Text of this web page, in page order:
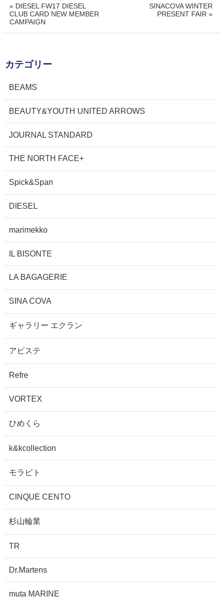
« DIESEL FW17 DIESEL
CLUB CARD NEW MEMBER
CAMPAIGN
SINACOVA WINTER
PRESENT FAIR »
カテゴリー
BEAMS
BEAUTY&YOUTH UNITED ARROWS
JOURNAL STANDARD
THE NORTH FACE+
Spick&Span
DIESEL
marimekko
IL BISONTE
LA BAGAGERIE
SINA COVA
ギャラリー エクラン
アビステ
Refre
VORTEX
ひめくら
k&kcollection
モラビト
CINQUE CENTO
杉山輪業
TR
Dr.Martens
muta MARINE